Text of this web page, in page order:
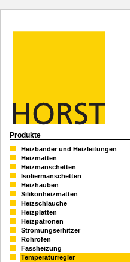
Produkte
Heizbänder und Heizleitungen
Heizmatten
Heizmanschetten
Isoliermanschetten
Heizhauben
Silikonheizmatten
Heizschläuche
Heizplatten
Heizpatronen
Strömungserhitzer
Rohröfen
Fassheizung
Temperaturregler